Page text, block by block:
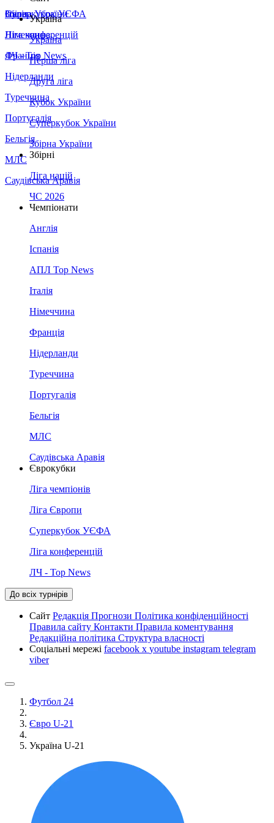
Збірна України
Італія
Німеччина
Франція
Нідерланди
Туреччина
Португалія
Бельгія
МЛС
Саудівська Аравія
Суперкубок УЄФА
Ліга конференцій
ЛЧ - Top News
Україна
Україна
Перша ліга
Друга ліга
Кубок України
Суперкубок України
Збірна України
Збірні
Ліга націй
ЧС 2026
Чемпіонати
Англія
Іспанія
АПЛ Top News
Італія
Німеччина
Франція
Нідерланди
Туреччина
Португалія
Бельгія
МЛС
Саудівська Аравія
Єврокубки
Ліга чемпіонів
Ліга Європи
Суперкубок УЄФА
Ліга конференцій
ЛЧ - Top News
До всіх турнірів
Сайт Редакція Прогнози Політика конфіденційності
Правила сайту Контакти Правила коментування
Редакційна політика Структура власності
Соціальні мережі facebook x youtube instagram telegram
viber
Футбол 24
Євро U-21
Україна U-21